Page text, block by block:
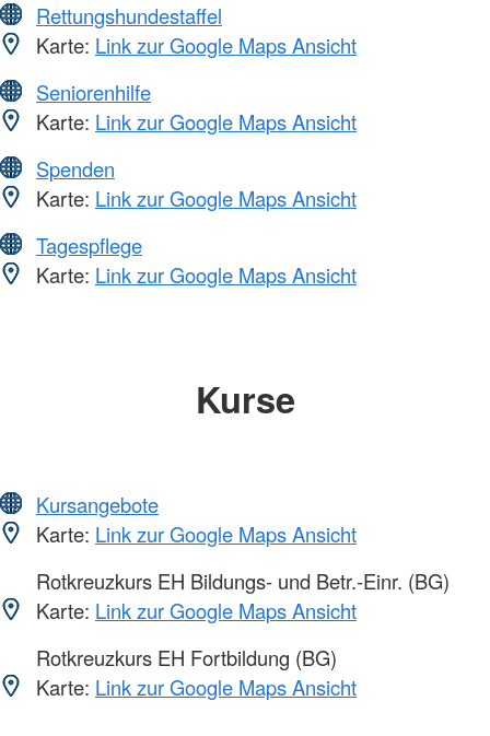
Rettungshundestaffel
Karte: Link zur Google Maps Ansicht
Seniorenhilfe
Karte: Link zur Google Maps Ansicht
Spenden
Karte: Link zur Google Maps Ansicht
Tagespflege
Karte: Link zur Google Maps Ansicht
Kurse
Kursangebote
Karte: Link zur Google Maps Ansicht
Rotkreuzkurs EH Bildungs- und Betr.-Einr. (BG)
Karte: Link zur Google Maps Ansicht
Rotkreuzkurs EH Fortbildung (BG)
Karte: Link zur Google Maps Ansicht